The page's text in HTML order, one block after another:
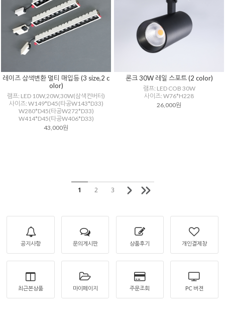
레이즈 삼색변환 멀티 매입등 (3 size,2 c
olor)
램프: LED 10W,20W,30W(삼색컨버터)
사이즈: W149*D45(타공W143*D33)
W280*D45(타공W272*D33)
W414*D45(타공W406*D33)
43,000원
론크 30W 레일 스포트 (2 color)
램프: LED COB 30W
사이즈: W76*H228
26,000원
1 2 3
공지사항 문의게시판 상품후기 개인결제창
최근본상품 마이페이지 주문조회 PC 버젼